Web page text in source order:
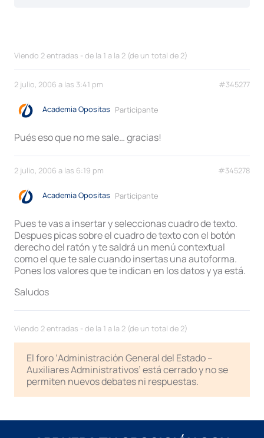
Viendo 2 entradas - de la 1 a la 2 (de un total de 2)
2 julio, 2006 a las 3:41 pm #345277
Academia Opositas Participante
Pués eso que no me sale… gracias!
2 julio, 2006 a las 6:19 pm #345278
Academia Opositas Participante
Pues te vas a insertar y seleccionas cuadro de texto.
Despues picas sobre el cuadro de texto con el botón
derecho del ratón y te saldrá un menú contextual
como el que te sale cuando insertas una autoforma.
Pones los valores que te indican en los datos y ya está.
Saludos
Viendo 2 entradas - de la 1 a la 2 (de un total de 2)
El foro ‘Administración General del Estado –
Auxiliares Administrativos’ está cerrado y no se
permiten nuevos debates ni respuestas.